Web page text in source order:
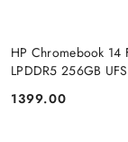
HP Chromebook 14
LPDDR5 256GB
Cena:
1399.00